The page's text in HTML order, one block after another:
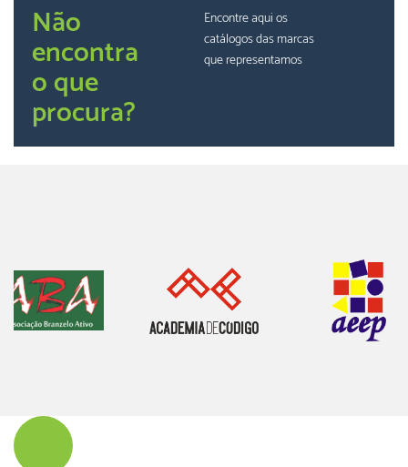
Não
encontra
o que
procura?
Encontre aqui os
catálogos das marcas
que representamos